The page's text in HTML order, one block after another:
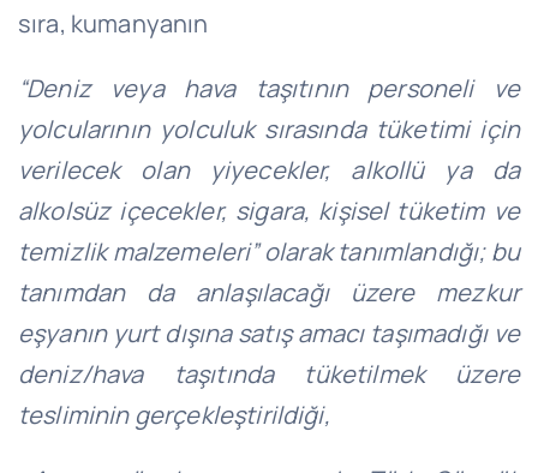
sıra, kumanyanın
“Deniz veya hava taşıtının personeli ve
yolcularının yolculuk sırasında tüketimi için
verilecek olan yiyecekler, alkollü ya da
alkolsüz içecekler, sigara, kişisel tüketim ve
temizlik malzemeleri” olarak tanımlandığı; bu
tanımdan da anlaşılacağı üzere mezkur
eşyanın yurt dışına satış amacı taşımadığı ve
deniz/hava taşıtında tüketilmek üzere
tesliminin gerçekleştirildiği,